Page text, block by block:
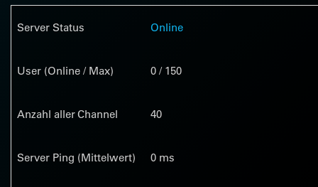
Server Status Online
User (Online / Max) 0 / 150
Anzahl aller Channel 40
Server Ping (Mittelwert) 0 ms